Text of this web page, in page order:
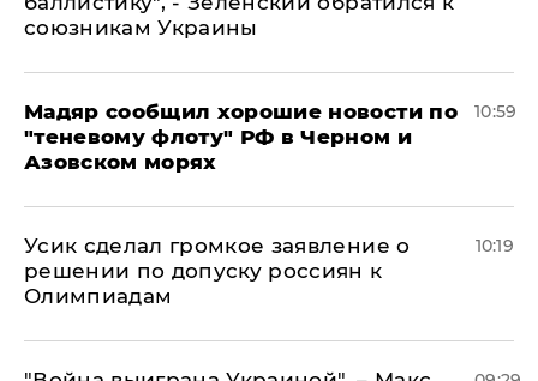
союзникам Украины
Мадяр сообщил хорошие новости по
"теневому флоту" РФ в Черном и
Азовском морях
10:59
Усик сделал громкое заявление о
решении по допуску россиян к
Олимпиадам
10:19